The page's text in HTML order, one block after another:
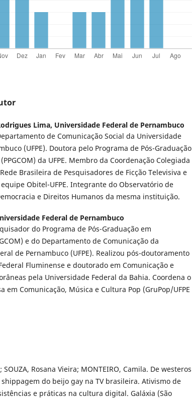
Lima, Universidade Federal de Pernambuco
de Comunicação Social da Universidade
(UFPE). Doutora pelo Programa de Pós-Graduação
da UFPE. Membro da Coordenação Colegiada
Brasileira de Pesquisadores de Ficção Televisiva e
Obitel-UFPE. Integrante do Observatório de
e Direitos Humanos da mesma instituição.
Federal de Pernambuco
do Programa de Pós-Graduação em
e do Departamento de Comunicação da
de Pernambuco (UFPE). Realizou pós-doutoramento
Fluminense e doutorado em Comunicação e
pela Universidade Federal da Bahia. Coordena o
em Comunicação, Música e Cultura Pop (GruPop/UFPE
SOUZA, Rosana Vieira; MONTEIRO, Camila. De westeros
do beijo gay na TV brasileira. Ativismo de
e práticas na cultura digital. Galáxia (São